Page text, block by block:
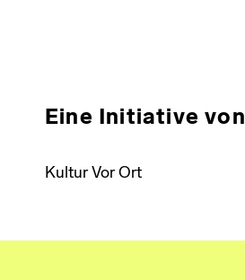
Eine Initiative von
Kultur Vor Ort